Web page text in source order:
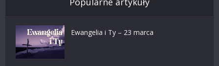
Ewangelia i Ty – 23 marca